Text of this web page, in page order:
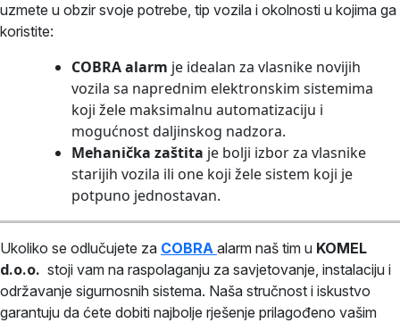
uzmete u obzir svoje potrebe, tip vozila i okolnosti u kojima ga
koristite:
COBRA alarm je idealan za vlasnike novijih
vozila sa naprednim elektronskim sistemima
koji žele maksimalnu automatizaciju i
mogućnost daljinskog nadzora.
Mehanička zaštita je bolji izbor za vlasnike
starijih vozila ili one koji žele sistem koji je
potpuno jednostavan.
Ukoliko se odlučujete za COBRA alarm naš tim u KOMEL
d.o.o. stoji vam na raspolaganju za savjetovanje, instalaciju i
održavanje sigurnosnih sistema. Naša stručnost i iskustvo
garantuju da ćete dobiti najbolje rješenje prilagođeno vašim